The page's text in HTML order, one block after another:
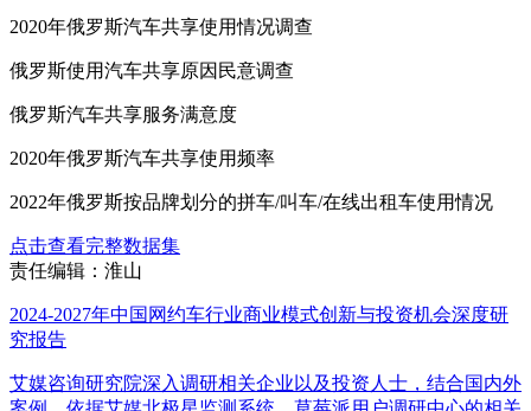
2020年俄罗斯汽车共享使用情况调查
俄罗斯使用汽车共享原因民意调查
俄罗斯汽车共享服务满意度
2020年俄罗斯汽车共享使用频率
2022年俄罗斯按品牌划分的拼车/叫车/在线出租车使用情况
点击查看完整数据集
责任编辑：淮山
2024-2027年中国网约车行业商业模式创新与投资机会深度研
究报告
艾媒咨询研究院深入调研相关企业以及投资人士，结合国内外